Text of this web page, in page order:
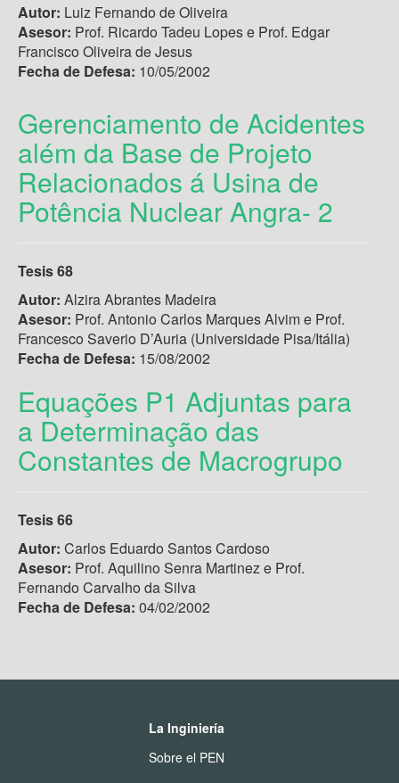
Autor: Luiz Fernando de Oliveira
Asesor: Prof. Ricardo Tadeu Lopes e Prof. Edgar
Francisco Oliveira de Jesus
Fecha de Defesa: 10/05/2002
Gerenciamento de Acidentes
além da Base de Projeto
Relacionados á Usina de
Potência Nuclear Angra- 2
Tesis 68
Autor: Alzira Abrantes Madeira
Asesor: Prof. Antonio Carlos Marques Alvim e Prof.
Francesco Saverio D’Auria (Universidade Pisa/Itália)
Fecha de Defesa: 15/08/2002
Equações P1 Adjuntas para
a Determinação das
Constantes de Macrogrupo
Tesis 66
Autor: Carlos Eduardo Santos Cardoso
Asesor: Prof. Aquilino Senra Martinez e Prof.
Fernando Carvalho da Silva
Fecha de Defesa: 04/02/2002
La Inginiería
Sobre el PEN